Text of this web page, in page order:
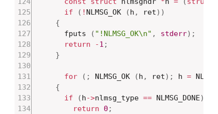
if
( ! NLMSG_OK ( h , ret) )
{
	  fputs
( "!NLMSG_OK\n" , stderr) ;
return
-1 ;
}
for ( ; NLMSG_OK ( h , ret) ; h =
{
if
( h->nlmsg_type == NLMSG_DONE)
return
0 ;